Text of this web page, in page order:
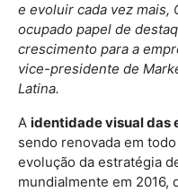
e evoluir cada vez mais,
ocupado papel de
crescimento para a
vice-presidente de
Latina.
A identidade visual das
sendo renovada em
evolução da estratégia
mundialmente em 2016,